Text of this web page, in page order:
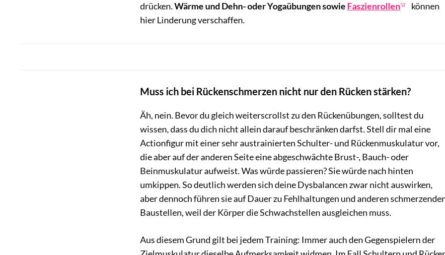
drücken.Wärme und Dehn- oder Yogaübungen sowie Faszienrollen
können
hier Linderung verschaffen.
Muss ich bei Rückenschmerzen nicht nur den Rücken stärken?
Äh, nein. Bevor du gleich weiterscrollst zu den Rückenübungen, solltest du
wissen, dass du dich nicht allein darauf beschränken darfst. Stell dir mal eine
Actionfigur mit einer sehr austrainierten Schulter- und Rückenmuskulatur vor,
die aber auf der anderen Seite eine abgeschwächte Brust-, Bauch- oder
Beinmuskulatur aufweist. Was würde passieren? Sie würde nach hinten
umkippen. So deutlich werden sich deine Dysbalancen zwar nicht auswirken,
aber dennoch führen sie auf Dauer zu Fehlhaltungen und anderen
Baustellen, weil der Körper die Schwachstellen ausgleichen muss.
Aus diesem Grund gilt bei jedem Training: Immer auch den Gegenspielern der